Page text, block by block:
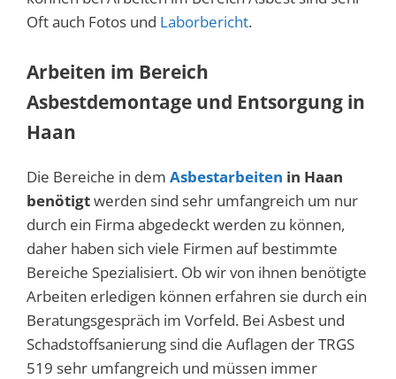
Oft auch Fotos und Laborbericht.
Arbeiten im Bereich
Asbestdemontage und Entsorgung in
Haan
Die Bereiche in dem Asbestarbeiten in Haan
benötigtwerden sind sehr umfangreich um nur
durch ein Firma abgedeckt werden zu können,
daher haben sich viele Firmen auf bestimmte
Bereiche Spezialisiert. Ob wir von ihnen benötigte
Arbeiten erledigen können erfahren sie durch ein
Beratungsgespräch im Vorfeld. Bei Asbest und
Schadstoffsanierung sind die Auflagen der TRGS
519 sehr umfangreich und müssen immer